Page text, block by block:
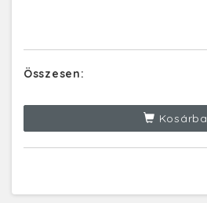
Összesen:
Kosárba